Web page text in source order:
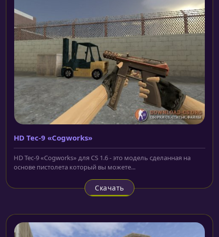
HD Tec-9 «Cogworks»
HD Tec-9 «Cogworks» для CS 1.6 - это модель сделанная на
основе пистолета который вы можете...
Скачать